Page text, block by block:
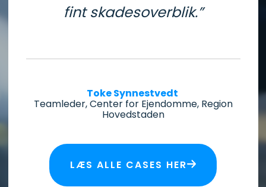
fint skadesoverblik.”
Toke Synnestvedt
Teamleder, Center for Ejendomme, Region
Hovedstaden
LÆS ALLE CASES HER